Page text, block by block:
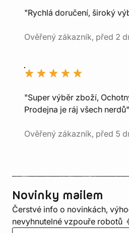
"Rychlá doručení, široký
Ověřený zákazník, před 2
"Super výběr zboží,
Prodejna je ráj všech nerdů"
Ověřený zákazník, před 5
Novinky mailem
Čerstvé info o novinkách,
nevyhnutelné vzpouře robotů